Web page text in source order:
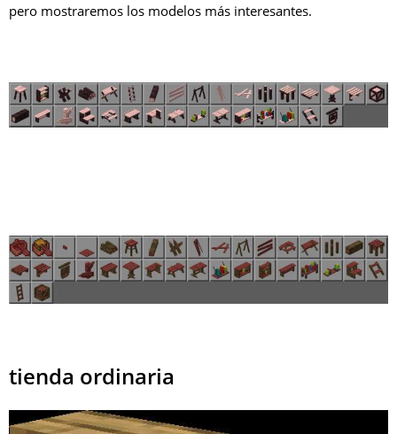
pero mostraremos los modelos más interesantes.
tienda ordinaria